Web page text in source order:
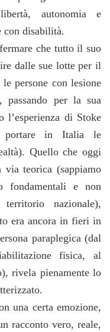
autonomia e
con disabilità.
che tutto il suo
dalle sue lotte per il
persone con lesione
per la sua
l’esperienza di Stoke
portare in Italia le
Quello che oggi
via teorica (sappiamo
fondamentali e non
nazionale),
era ancora in fieri in
paraplegica (dal
fisica, al
rivela pienamente lo
una certa emozione,
racconto vero, reale,